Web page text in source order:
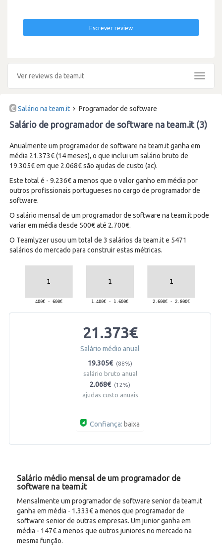
Escrever review
Ver reviews da team.it
Toggle
Salário na team.it Programador de software
Salário de programador de software na team.it (3)
Anualmente um programador de software na team.it ganha em
média 21.373€ (14 meses), o que inclui um salário bruto de
19.305€ em que 2.068€ são ajudas de custo (ac).
Este total é - 9.236€ a menos que o valor ganho em média por
outros profissionais portugueses no cargo de programador de
software.
O salário mensal de um programador de software na team.it pode
variar em média desde 500€ até 2.700€.
O Teamlyzer usou um total de 3 salários da team.it e 5471
salários do mercado para construir estas métricas.
21.373€
Salário médio anual
19.305€ (88%)
salário bruto anual
2.068€ (12%)
ajudas custo anuais
Confiança: baixa
Salário médio mensal de um programador de
software na team.it
Mensalmente um programador de software senior da team.it
ganha em média - 1.333€ a menos que programador de
software senior de outras empresas. Um junior ganha em
média - 147€ a menos que outros juniores no mercado na
mesma função.